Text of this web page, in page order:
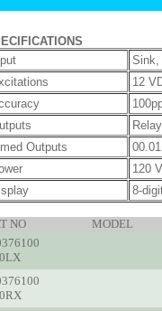
Sink,
12
Outputs
120
8-
NO
MODEL